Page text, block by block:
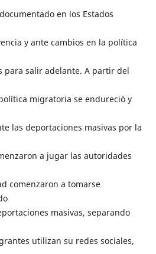
en los Estados
y ante cambios en la política
para salir adelante. A partir del
migratoria se endureció y
las deportaciones masivas por la
a jugar las autoridades
comenzaron a tomarse
masivas, separando
utilizan su redes sociales,